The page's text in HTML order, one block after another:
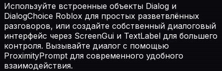
Используйте встроенные объекты Dialog и
DialogChoice Roblox для простых разветвлённых
разговоров, или создайте собственный диалоговый
интерфейс через ScreenGui и TextLabel для большего
контроля. Вызывайте диалог с помощью
ProximityPrompt для современного удобного
взаимодействия.